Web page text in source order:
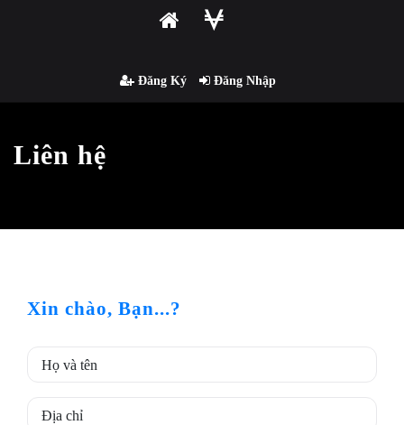
Đăng Ký Đăng Nhập
Liên hệ
Xin chào, Bạn...?